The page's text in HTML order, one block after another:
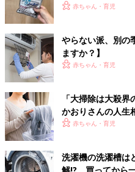
赤ちゃん・育児
やらない派、別の
ますか？】
赤ちゃん・育児
「大掃除は大殺
かおりさんの人生
赤ちゃん・育児
洗濯機の洗濯槽は